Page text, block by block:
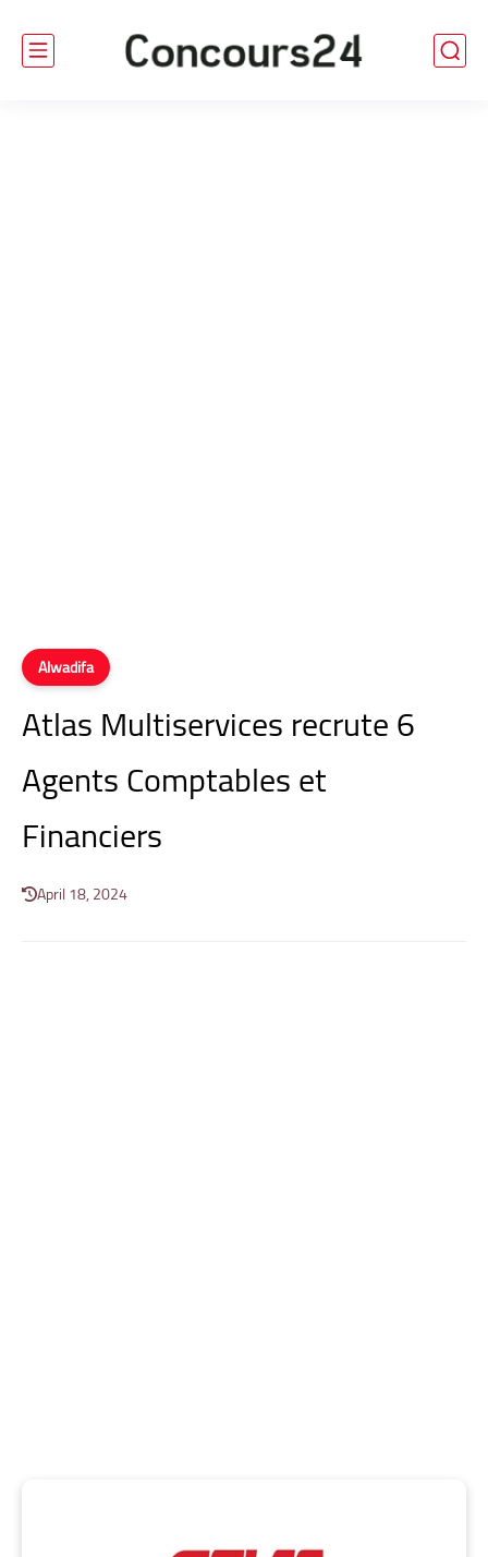
Alwadifa
Atlas Multiservices recrute 6
Agents Comptables et
Financiers
April 18, 2024